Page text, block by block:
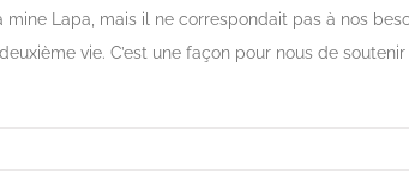
Lapa, mais il ne correspondait pas à nos
vie. C’est une façon pour nous de